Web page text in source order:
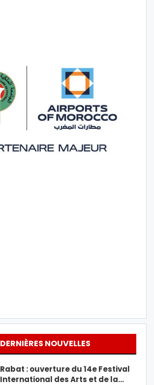
DERNIÈRES NOUVELLES
Rabat : ouverture du 14e Festival
International des Arts et de la…